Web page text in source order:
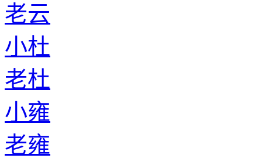
老云
小杜
老杜
小雍
老雍